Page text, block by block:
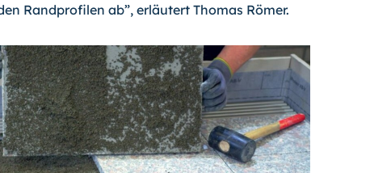
Randprofilen ab”, erläutert Thomas Römer.